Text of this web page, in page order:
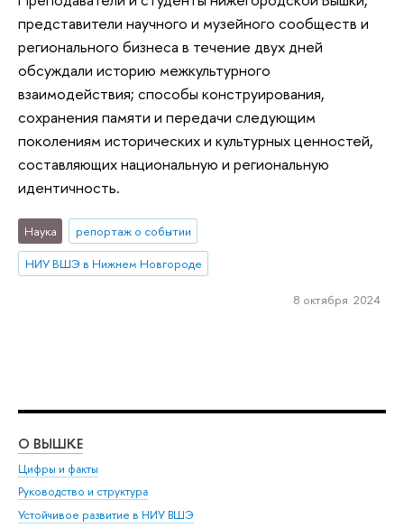
представители научного и музейного сообществ и
регионального бизнеса в течение двух дней
обсуждали историю межкультурного
взаимодействия; способы конструирования,
сохранения памяти и передачи следующим
поколениям исторических и культурных ценностей,
составляющих национальную и региональную
идентичность.
Наука
репортаж о событии
НИУ ВШЭ в Нижнем Новгороде
8 октября 2024
О ВЫШКЕ
Цифры и факты
Руководство и структура
Устойчивое развитие в НИУ ВШЭ